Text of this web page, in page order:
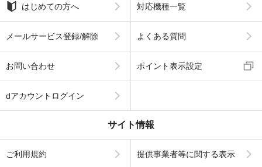
はじめての方へ 対応機種一覧
メールサービス登録/解除 よくある質問
お問い合わせ ポイント表示設定
dアカウントログイン
サイト情報
ご利用規約 提供事業者等に関する表示